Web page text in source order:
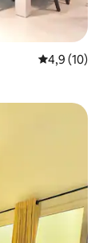
4,9 (10)